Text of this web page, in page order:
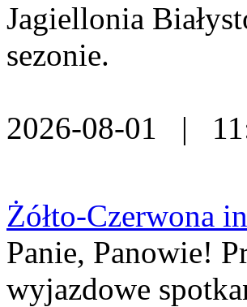
Jagiellonia
sezonie.
2026-08-01 |
Żółto-Czerwona
Panie, Panowie!
wyjazdowe